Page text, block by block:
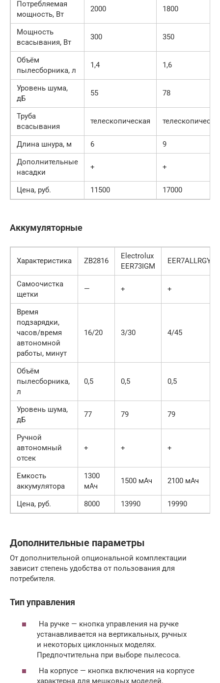
Потребляемая
мощность, Вт
2000 1800
Мощность
всасывания, Вт
300 350
Объём
пылесборника, л
1,4 1,6
Уровень шума,
дБ
55 78
Труба
всасывания
телескопическая
Длина шнура, м 6
9
Дополнительные
насадки
+ +
Цена, руб. 11500 17000
Аккумуляторные
Характеристика ZB2816
Electrolux
EER73IGM
EER7ALLRGY
Самоочистка
щетки
— + +
Время
подзарядки,
часов/время
автономной
работы, минут
16/20 3/30 4/45
Объём
пылесборника,
л
0,5 0,5 0,5
Уровень шума,
дБ
77 79 79
Ручной
автономный
отсек
+ + +
Емкость
аккумулятора
1300
мАч
1500 мАч 2100 мАч
Цена, руб. 8000 13990 19990
Дополнительные параметры
От дополнительной опциональной комплектации
зависит степень удобства от пользования для
потребителя.
Тип управления
На ручке — кнопка управления на ручке
устанавливается на вертикальных, ручных
и некоторых циклонных моделях.
Предпочтительна при выборе пылесоса.
На корпусе — кнопка включения на корпусе
характерна для мешковых моделей.